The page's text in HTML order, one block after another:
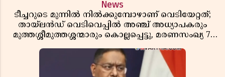
News
ടീച്ചറുടെ മുന്നിൽ നിൽക്കുമ്പോഴാണ് വെടിയേറ്റത്;
തായ്‌ലൻഡ് വെടിവെപ്പിൽ അഞ്ച് അധ്യാപകരും
മുത്തശ്ശീമുത്തശ്ശന്മാരും കൊല്ലപ്പെട്ടു, മരണസംഖ്യ 7;